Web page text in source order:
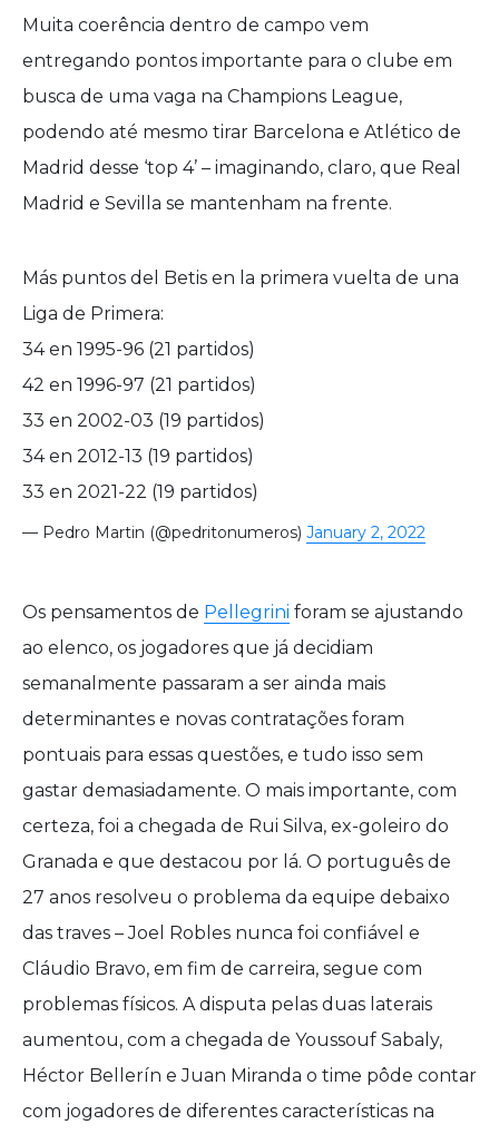
Muita coerência dentro de campo vem
entregando pontos importante para o clube em
busca de uma vaga na Champions League,
podendo até mesmo tirar Barcelona e Atlético de
Madrid desse ‘top 4’ – imaginando, claro, que Real
Madrid e Sevilla se mantenham na frente.
Más puntos del Betis en la primera vuelta de una
Liga de Primera:
34 en 1995-96 (21 partidos)
42 en 1996-97 (21 partidos)
33 en 2002-03 (19 partidos)
34 en 2012-13 (19 partidos)
33 en 2021-22 (19 partidos)
— Pedro Martin (@pedritonumeros) January 2, 2022
Os pensamentos de Pellegrini foram se ajustando
ao elenco, os jogadores que já decidiam
semanalmente passaram a ser ainda mais
determinantes e novas contratações foram
pontuais para essas questões, e tudo isso sem
gastar demasiadamente. O mais importante, com
certeza, foi a chegada de Rui Silva, ex-goleiro do
Granada e que destacou por lá. O português de
27 anos resolveu o problema da equipe debaixo
das traves – Joel Robles nunca foi confiável e
Cláudio Bravo, em fim de carreira, segue com
problemas físicos. A disputa pelas duas laterais
aumentou, com a chegada de Youssouf Sabaly,
Héctor Bellerín e Juan Miranda o time pôde contar
com jogadores de diferentes características na